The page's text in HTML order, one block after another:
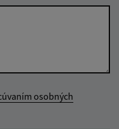
osobných